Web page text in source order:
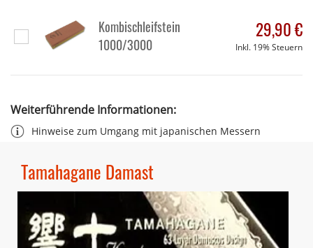
In
Kombischleifstein
1000/3000
29,90 €
Inkl. 19% Steuern
Weiterführende Informationen:
Hinweise zum Umgang mit japanischen Messern
Tamahagane Damast